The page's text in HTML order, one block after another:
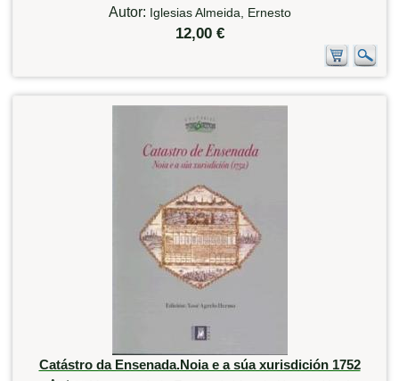
Autor: Iglesias Almeida, Ernesto
12,00 €
Catástro da Ensenada.Noia e a súa xurisdición 1752